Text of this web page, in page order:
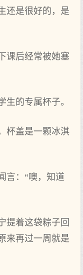
还是很好的，是
课后经常被她塞
生的专属杯子。
杯盖是一颗冰淇
言：“噢，知道
提着这袋粽子回
来再过一周就是